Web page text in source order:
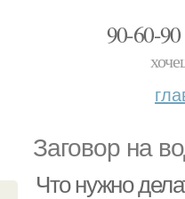
90-60-
Заговор на
Что нужно